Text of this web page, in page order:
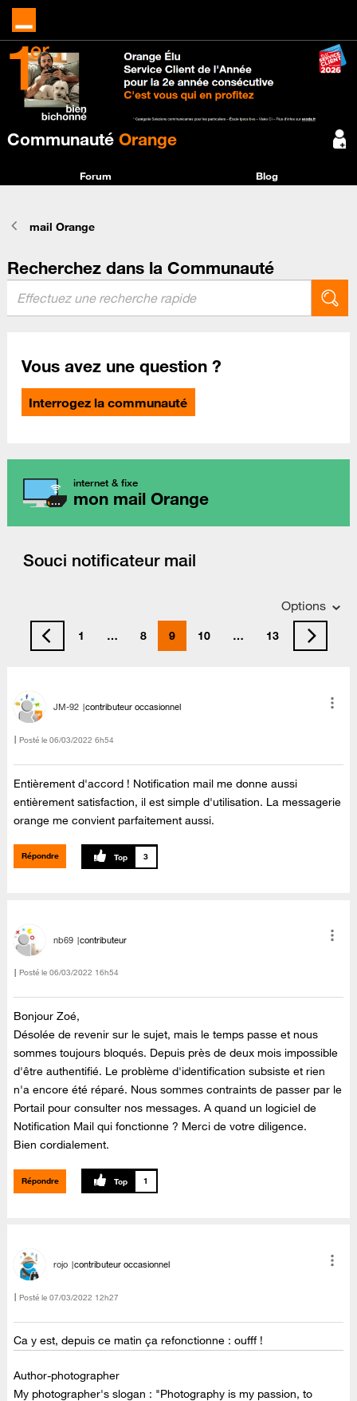
Communauté Orange
Forum Blog
mail Orange
Recherchez dans la Communauté
Vous avez une question ?
Interrogez la communauté
internet & fixe
mon mail Orange
Souci notificateur mail
Options
1 … 8 9 10 … 13
JM-92 contributeur occasionnel
Posté le ‎06/03/2022 6h54
Entièrement d'accord ! Notification mail me donne aussi
entièrement satisfaction, il est simple d'utilisation. La messagerie
orange me convient parfaitement aussi.
Répondre 3
nb69 contributeur
Posté le ‎06/03/2022 16h54
Bonjour Zoé,
Désolée de revenir sur le sujet, mais le temps passe et nous
sommes toujours bloqués. Depuis près de deux mois impossible
d'être authentifié. Le problème d'identification subsiste et rien
n'a encore été réparé. Nous sommes contraints de passer par le
Portail pour consulter nos messages. A quand un logiciel de
Notification Mail qui fonctionne ? Merci de votre diligence.
Bien cordialement.
Répondre 1
rojo contributeur occasionnel
Posté le ‎07/03/2022 12h27
Ca y est, depuis ce matin ça refonctionne : oufff !
Author-photographer
My photographer's slogan : "Photography is my passion, to